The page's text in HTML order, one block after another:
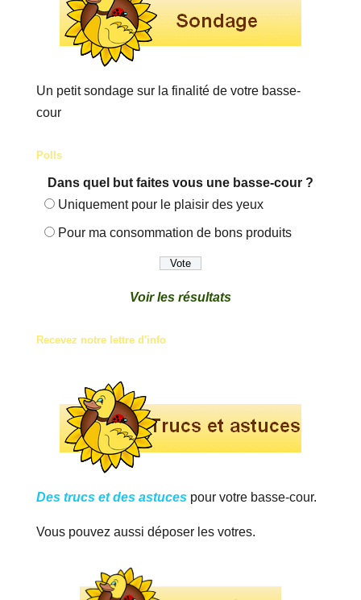
Un petit sondage sur la finalité de votre basse-
cour
Polls
Dans quel but faites vous une basse-cour ?
Uniquement pour le plaisir des yeux
Pour ma consommation de bons produits
Voir les résultats
Recevez notre lettre d'info
Des trucs et des astucespour votre basse-cour.
Vous pouvez aussi déposer les votres.